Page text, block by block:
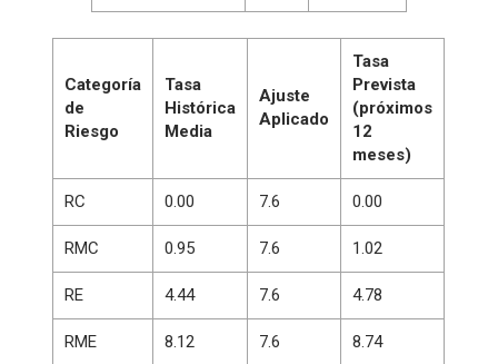
Categoría
de
Riesgo
Tasa
Histórica
Media
Ajuste
Aplicado
Tasa
Prevista
(próximos
12
meses)
RC 0.00 7.6 0.00
RMC 0.95 7.6 1.02
RE 4.44 7.6 4.78
RME 8.12 7.6 8.74